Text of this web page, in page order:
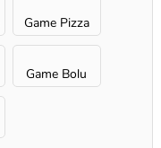
Game Pizza
Game Bolu